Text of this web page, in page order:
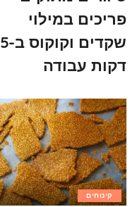
פריכים במילוי
שקדים וקוקוס ב-5
דקות עבודה
קינוחים